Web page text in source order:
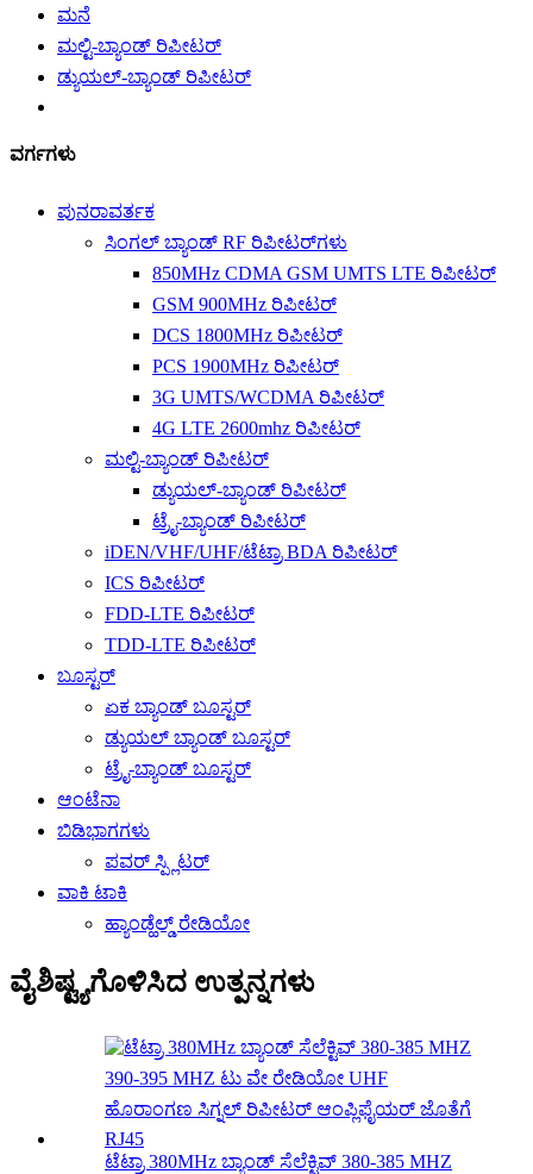
ಮನೆ
ಮಲ್ಟಿ-ಬ್ಯಾಂಡ್ ರಿಪೀಟರ್
ಡ್ಯುಯಲ್-ಬ್ಯಾಂಡ್ ರಿಪೀಟರ್
ವರ್ಗಗಳು
ಪುನರಾವರ್ತಕ
ಸಿಂಗಲ್ ಬ್ಯಾಂಡ್ RF ರಿಪೀಟರ್‌ಗಳು
850MHz CDMA GSM UMTS LTE ರಿಪೀಟರ್
GSM 900MHz ರಿಪೀಟರ್
DCS 1800MHz ರಿಪೀಟರ್
PCS 1900MHz ರಿಪೀಟರ್
3G UMTS/WCDMA ರಿಪೀಟರ್
4G LTE 2600mhz ರಿಪೀಟರ್
ಮಲ್ಟಿ-ಬ್ಯಾಂಡ್ ರಿಪೀಟರ್
ಡ್ಯುಯಲ್-ಬ್ಯಾಂಡ್ ರಿಪೀಟರ್
ಟ್ರೈ-ಬ್ಯಾಂಡ್ ರಿಪೀಟರ್
iDEN/VHF/UHF/ಟೆಟ್ರಾ BDA ರಿಪೀಟರ್
ICS ರಿಪೀಟರ್
FDD-LTE ರಿಪೀಟರ್
TDD-LTE ರಿಪೀಟರ್
ಬೂಸ್ಟರ್
ಏಕ ಬ್ಯಾಂಡ್ ಬೂಸ್ಟರ್
ಡ್ಯುಯಲ್ ಬ್ಯಾಂಡ್ ಬೂಸ್ಟರ್
ಟ್ರೈ-ಬ್ಯಾಂಡ್ ಬೂಸ್ಟರ್
ಆಂಟೆನಾ
ಬಿಡಿಭಾಗಗಳು
ಪವರ್ ಸ್ಪ್ಲಿಟರ್
ವಾಕಿ ಟಾಕಿ
ಹ್ಯಾಂಡ್ಹೆಲ್ಡ್ ರೇಡಿಯೋ
ವೈಶಿಷ್ಟ್ಯಗೊಳಿಸಿದ ಉತ್ಪನ್ನಗಳು
ಟೆಟ್ರಾ 380MHz ಬ್ಯಾಂಡ್ ಸೆಲೆಕ್ಟಿವ್ 380-385 MHZ